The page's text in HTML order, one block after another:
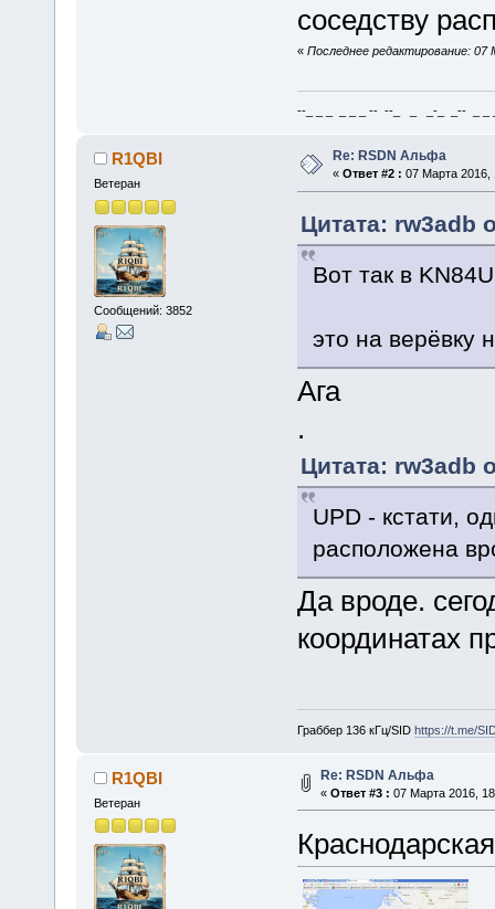
соседству
« Последнее редактирование:
--_ _ _ _ _ _ -- --_ _ _-_ _-- _ _
R1QBI
Ветеран
Сообщений: 3852
Re: RSDN Альфа
« Ответ #2 : 07 Марта 2016,
Цитата: rw3adb
Вот так в
это на верёвку
Ага
.
Цитата: rw3adb
UPD - кстати,
расположена
Да вроде.
координатах
Граббер 136 кГц/SID https://t.me/
R1QBI
Ветеран
Re: RSDN Альфа
« Ответ #3 : 07 Марта 2016,